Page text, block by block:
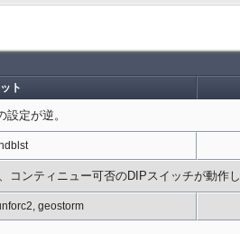
ト
定が逆。
コンティニュー可否のDIPスイッチが動作し
geostorm